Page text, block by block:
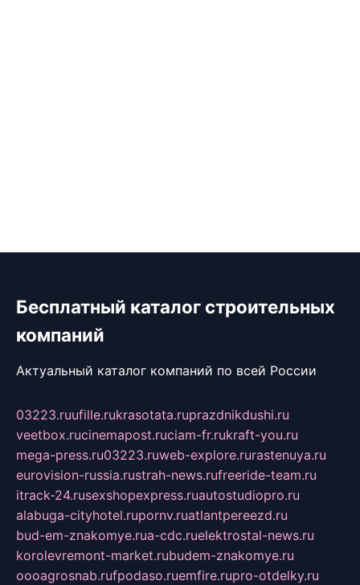
Бесплатный каталог строительных
компаний
Актуальный каталог компаний по всей России
03223.ruufille.rukrasotata.ruprazdnikdushi.ru
veetbox.rucinemapost.ruciam-fr.rukraft-you.ru
mega-press.ru03223.ruweb-explore.rurastenuya.ru
eurovision-russia.rustrah-news.rufreeride-team.ru
itrack-24.rusexshopexpress.ruautostudiopro.ru
alabuga-cityhotel.rupornv.ruatlantpereezd.ru
bud-em-znakomye.rua-cdc.ruelektrostal-news.ru
korolevremont-market.rubudem-znakomye.ru
oooagrosnab.rufpodaso.ruemfire.rupro-otdelky.ru